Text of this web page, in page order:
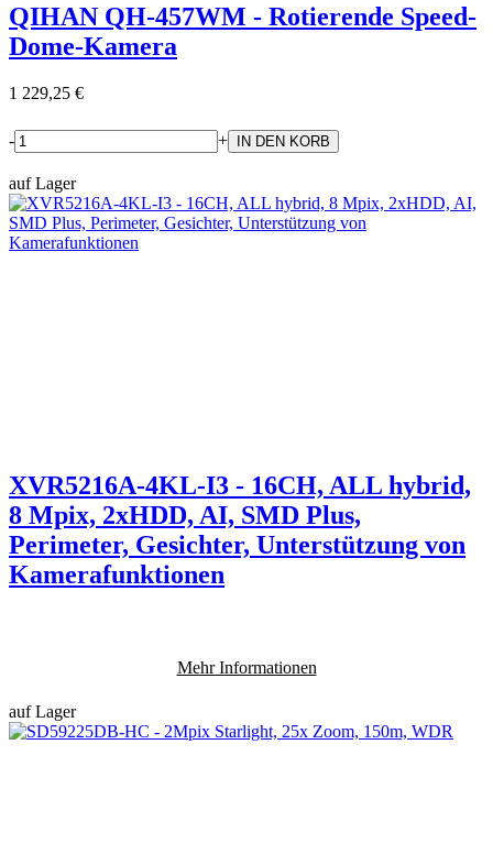
QIHAN QH-457WM - Rotierende Speed-
Dome-Kamera
1 229,25 €
- +
auf Lager
XVR5216A-4KL-I3 - 16CH, ALL hybrid,
8 Mpix, 2xHDD, AI, SMD Plus,
Perimeter, Gesichter, Unterstützung von
Kamerafunktionen
Mehr Informationen
auf Lager